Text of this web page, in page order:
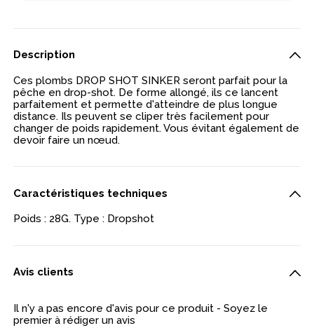
Description
Ces plombs DROP SHOT SINKER seront parfait pour la
pêche en drop-shot. De forme allongé, ils ce lancent
parfaitement et permette d'atteindre de plus longue
distance. Ils peuvent se cliper très facilement pour
changer de poids rapidement. Vous évitant également de
devoir faire un nœud.
Caractéristiques techniques
Poids : 28G. Type : Dropshot
Avis clients
Il n'y a pas encore d'avis pour ce produit - Soyez le
premier à rédiger un avis